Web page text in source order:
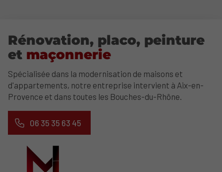
Rénovation, placo, peinture
et maçonnerie
Spécialisée dans la modernisation de maisons et
d'appartements, notre entreprise intervient à Aix-en-
Provence et dans toutes les Bouches-du-Rhône.
06 35 35 63 45